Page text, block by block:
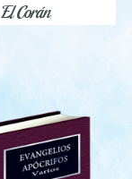
El Corán